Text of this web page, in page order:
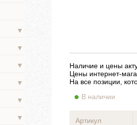
▼
▼
▼
▼
▼
▼
Наличие и цены
Цены интернет-
На все позиции,
В наличии
Артикул